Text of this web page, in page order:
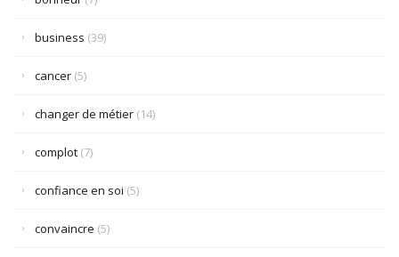
business (39)
cancer (5)
changer de métier (14)
complot (7)
confiance en soi (5)
convaincre (5)